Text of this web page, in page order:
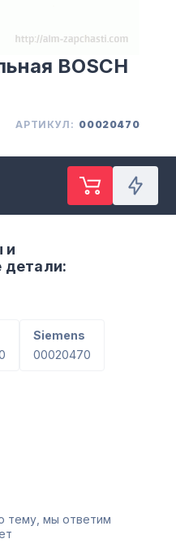
BOSCH
АРТИКУЛ: 00020470
и
детали:
Siemens
00020470
тему, мы ответим